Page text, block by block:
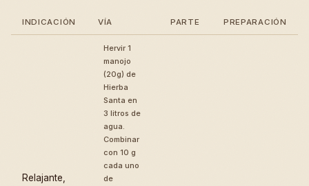
INDICACIÓN VÍA PARTE PREPARACIÓN
Relajante,
Hervir 1
manojo
(20g) de
Hierba
Santa en
3 litros de
agua.
Combinar
con 10 g
cada uno
de